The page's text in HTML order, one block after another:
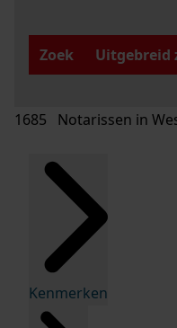
Zoek
Uitgebreid
1685 Notarissen in
Kenmerken